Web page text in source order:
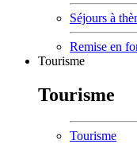
Séjours à
Remise en
Tourisme
Tourisme
Tourisme